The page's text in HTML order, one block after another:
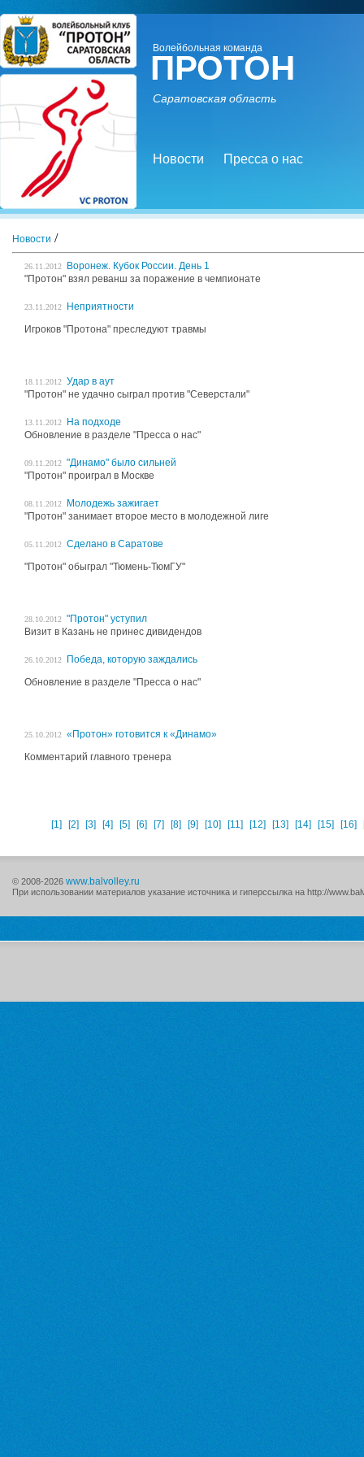
Волейбольная команда
ПРОТОН
Саратовская область
Новости Пресса о нас
Новости /
26.11.2012
Воронеж. Кубок России. День 1
"Протон" взял реванш за поражение в чемпионате
23.11.2012
Неприятности
Игроков "Протона" преследуют травмы
18.11.2012 Удар в аут
"Протон" не удачно сыграл против "Северстали"
13.11.2012
На подходе
Обновление в разделе "Пресса о нас"
09.11.2012 "Динамо" было сильней
"Протон" проиграл в Москве
08.11.2012
Молодежь зажигает
"Протон" занимает второе место в молодежной лиге
05.11.2012 Сделано в Саратове
"Протон" обыграл "Тюмень-ТюмГУ"
28.10.2012 "Протон" уступил
Визит в Казань не принес дивидендов
26.10.2012
Победа, которую заждались
Обновление в разделе "Пресса о нас"
25.10.2012 «Протон» готовится к «Динамо»
Комментарий главного тренера
[1] [2] [3] [4] [5] [6] [7] [8] [9] [10] [11] [12] [13] [14] [15] [16]
© 2008-2026 www.balvolley.ru
При использовании материалов указание источника и гиперссылка на http://